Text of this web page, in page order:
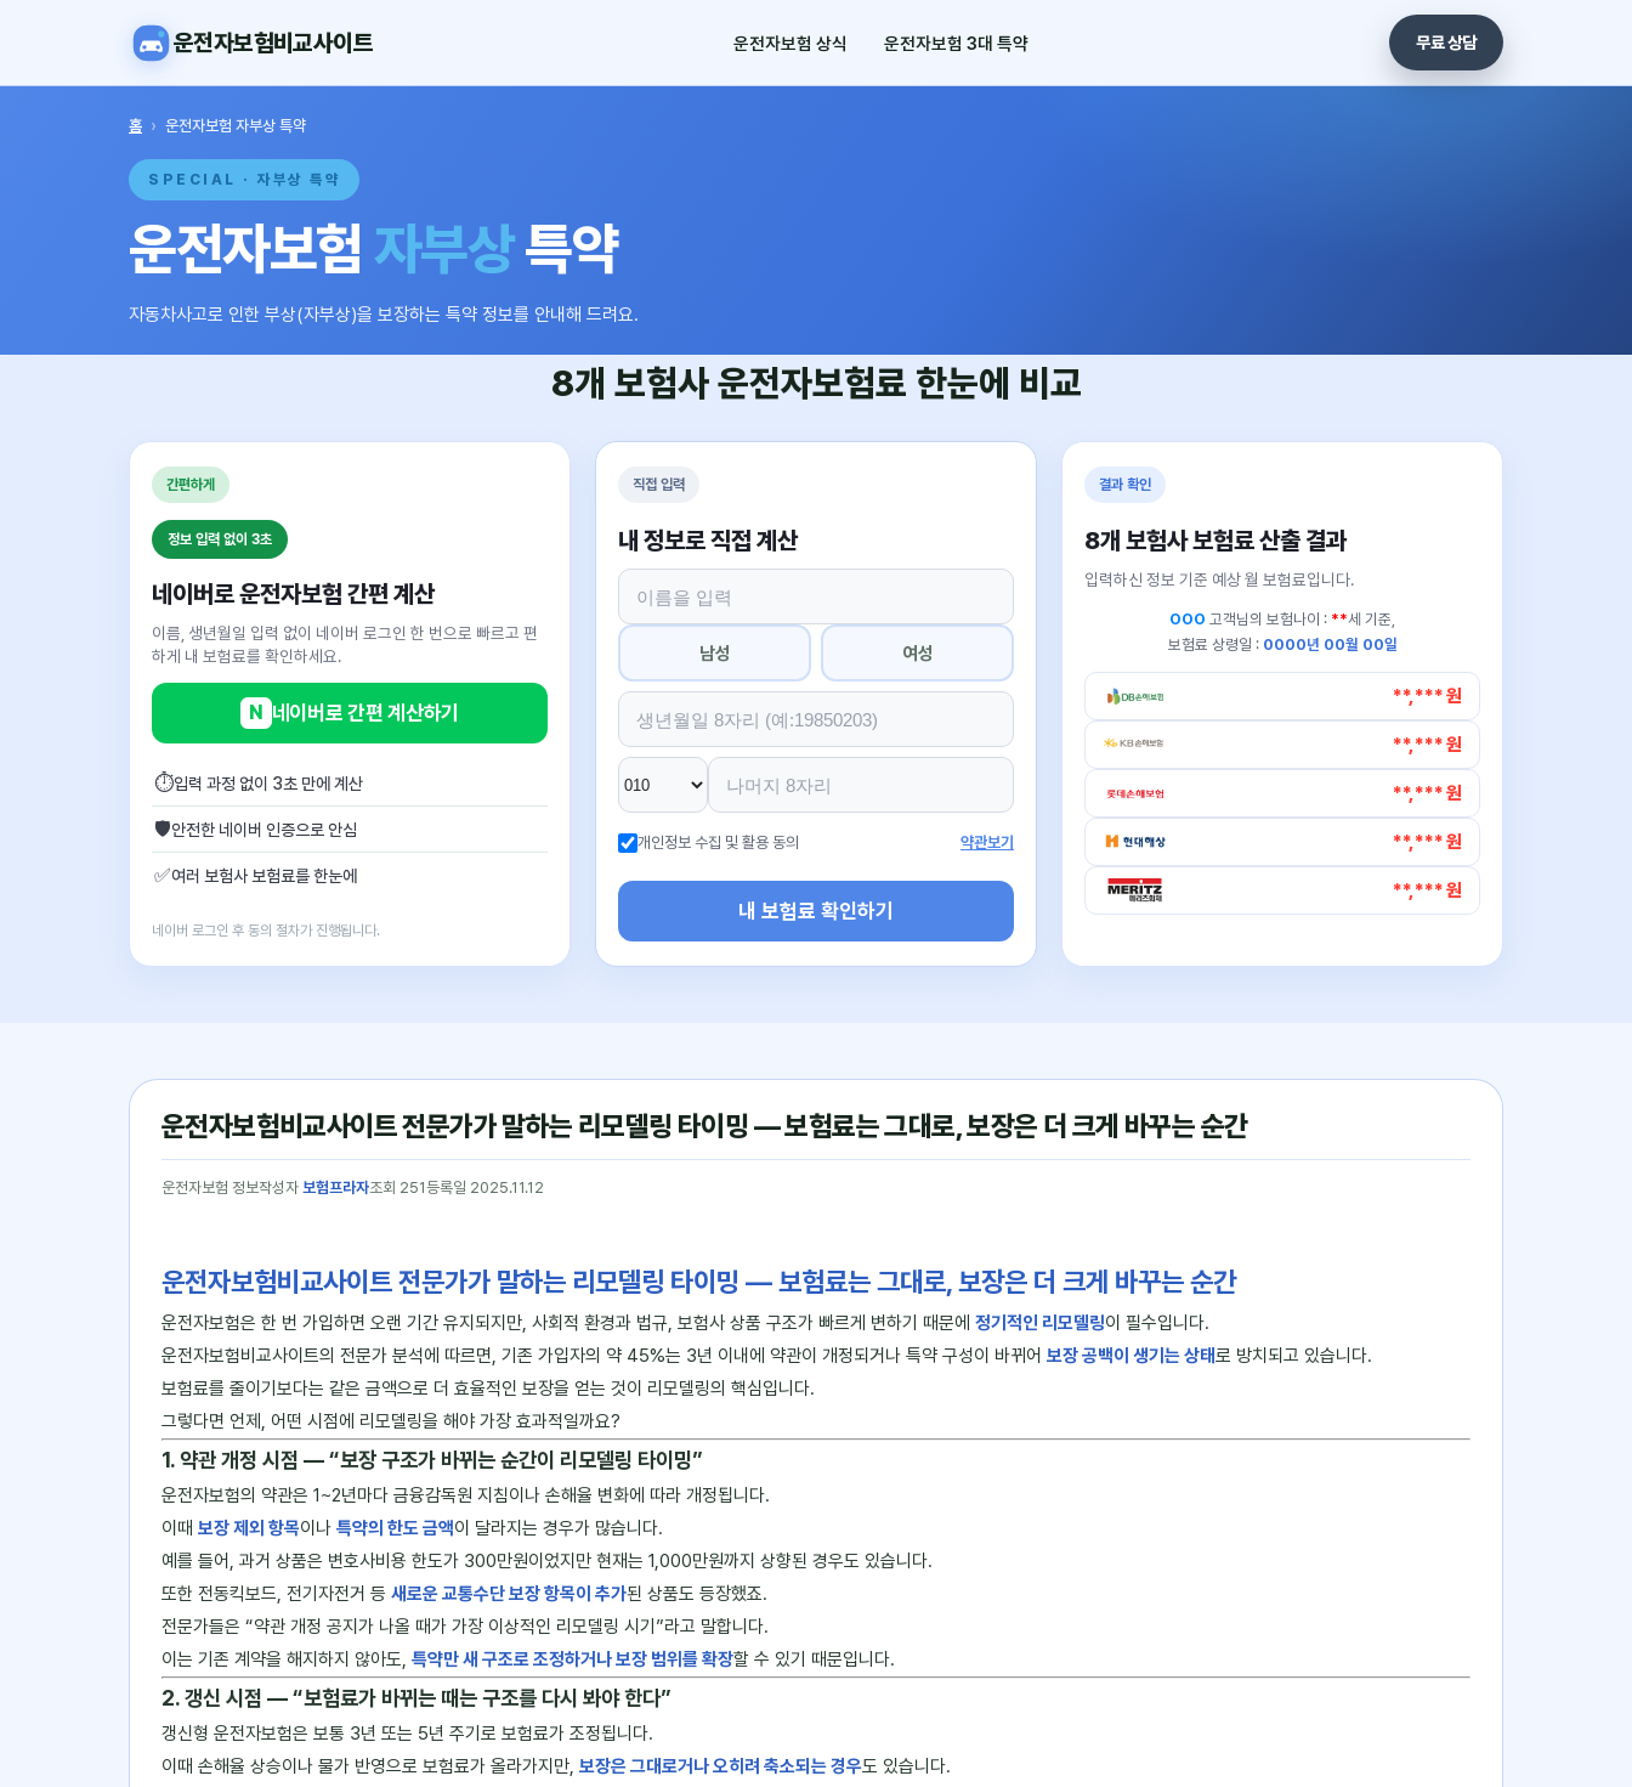
운전자보험비교사이트 운전자보험 상식 운전자보험 3대 특약 무료 상담
홈 › 운전자보험 자부상 특약
SPECIAL · 자부상 특약
운전자보험 자부상특약
자동차사고로 인한 부상(자부상)을 보장하는 특약 정보를 안내해 드려요.
8개 보험사운전자보험료 한눈에 비교
간편하게
정보 입력 없이 3초
네이버로 운전자보험 간편 계산
이름, 생년월일 입력 없이 네이버 로그인 한 번으로 빠르고 편
하게 내 보험료를 확인하세요.
N 네이버로 간편 계산하기
⏱입력 과정 없이 3초 만에 계산
🛡안전한 네이버 인증으로 안심
✅여러 보험사 보험료를 한눈에
네이버 로그인 후 동의 절차가 진행됩니다.
직접 입력
내 정보로 직접 계산
남성 여성
개인정보 수집 및 활용 동의 약관보기
내 보험료 확인하기
결과 확인
8개 보험사 보험료 산출 결과
입력하신 정보 기준 예상 월 보험료입니다.
OOO 고객님의 보험나이 : **세 기준,
보험료 상령일 : 0000년 00월 00일
**,*** 원
**,*** 원
**,*** 원
**,*** 원
**,*** 원
운전자보험비교사이트 전문가가 말하는 리모델링 타이밍 — 보험료는 그대로, 보장은 더 크게 바꾸는 순간
운전자보험 정보작성자 보험프라자조회 251 등록일 2025.11.12
운전자보험비교사이트 전문가가 말하는 리모델링 타이밍 ― 보험료는 그대로, 보장은 더 크게 바꾸는 순간
운전자보험은 한 번 가입하면 오랜 기간 유지되지만, 사회적 환경과 법규, 보험사 상품 구조가 빠르게 변하기 때문에 정기적인 리모델링이 필수입니다.
운전자보험비교사이트의 전문가 분석에 따르면, 기존 가입자의 약 45%는 3년 이내에 약관이 개정되거나 특약 구성이 바뀌어 보장 공백이 생기는 상태로 방치되고 있습니다.
보험료를 줄이기보다는 같은 금액으로 더 효율적인 보장을 얻는 것이 리모델링의 핵심입니다.
그렇다면 언제, 어떤 시점에 리모델링을 해야 가장 효과적일까요?
1. 약관 개정 시점 ― “보장 구조가 바뀌는 순간이 리모델링 타이밍”
운전자보험의 약관은 1~2년마다 금융감독원 지침이나 손해율 변화에 따라 개정됩니다.
이때 보장 제외 항목이나 특약의 한도 금액이 달라지는 경우가 많습니다.
예를 들어, 과거 상품은 변호사비용 한도가 300만원이었지만 현재는 1,000만원까지 상향된 경우도 있습니다.
또한 전동킥보드, 전기자전거 등 새로운 교통수단 보장 항목이 추가된 상품도 등장했죠.
전문가들은 “약관 개정 공지가 나올 때가 가장 이상적인 리모델링 시기”라고 말합니다.
이는 기존 계약을 해지하지 않아도, 특약만 새 구조로 조정하거나 보장 범위를 확장할 수 있기 때문입니다.
2. 갱신 시점 ― “보험료가 바뀌는 때는 구조를 다시 봐야 한다”
갱신형 운전자보험은 보통 3년 또는 5년 주기로 보험료가 조정됩니다.
이때 손해율 상승이나 물가 반영으로 보험료가 올라가지만, 보장은 그대로거나 오히려 축소되는 경우도 있습니다.